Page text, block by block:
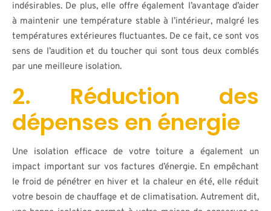
indésirables. De plus, elle offre également l’avantage d’aider
à maintenir une température stable à l’intérieur, malgré les
températures extérieures fluctuantes. De ce fait, ce sont vos
sens de l’audition et du toucher qui sont tous deux comblés
par une meilleure isolation.
2. Réduction des
dépenses en énergie
Une isolation efficace de votre toiture a également un
impact important sur vos factures d’énergie. En empêchant
le froid de pénétrer en hiver et la chaleur en été, elle réduit
votre besoin de chauffage et de climatisation. Autrement dit,